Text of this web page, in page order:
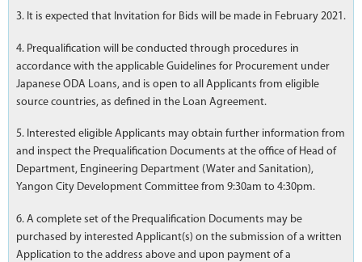
3. It is expected that Invitation for Bids will be made in February 2021.
4. Prequalification will be conducted through procedures in
accordance with the applicable Guidelines for Procurement under
Japanese ODA Loans, and is open to all Applicants from eligible
source countries, as defined in the Loan Agreement.
5. Interested eligible Applicants may obtain further information from
and inspect the Prequalification Documents at the office of Head of
Department, Engineering Department (Water and Sanitation),
Yangon City Development Committee from 9:30am to 4:30pm.
6. A complete set of the Prequalification Documents may be
purchased by interested Applicant(s) on the submission of a written
Application to the address above and upon payment of a